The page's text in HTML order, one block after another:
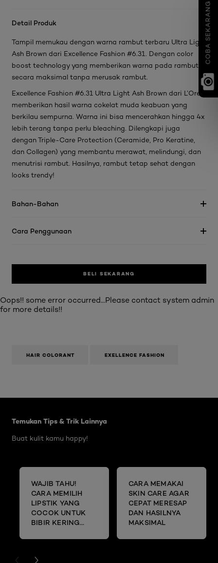
COBA SEKARANG
Detail Produk
Tampil memukau dengan warna rambut terbaru Ultra Light
Ash Brown dari Excellence Fashion #6.31. Dengan color
boost technology yang memberikan warna pada rambut
secara maksimal tanpa merusak rambut.
Excellence Fashion #6.31 Ultra Light Ash Brown dari L’Oreal
memberikan hasil warna cokelat muda keabuan yang
berkilau sempurna. Warna ini bisa mencerahkan hingga 4x
lebih terang tanpa perlu bleaching. Dilengkapi juga
dengan Triple-Care Protection (Ceramide, Pro Keratine,
dan Collagen) yang membantu merawat, melindungi, dan
menutrisi rambut. Hasilnya, rambut tetap sehat dengan
looks trendy!
Bahan-Bahan
Cara Penggunaan
BELI SEKARANG
Oops!! some error occurred...Please contact system admin
for more details!!
HAIR COLORANT EXELLENCE FASHION
Temukan Tips & Trik Lainnya
Buat kulit kamu happy!
WAJIB TAHU!
CARA MEMILIH
LIPSTIK YANG
COCOK UNTUK
BIBIR KERING
CARA MEMAKAI
SKIN CARE AGAR
CEPAT MERESAP
DAN HASILNYA
MAKSIMAL
PREVIOUS CARD
NEXT CARD